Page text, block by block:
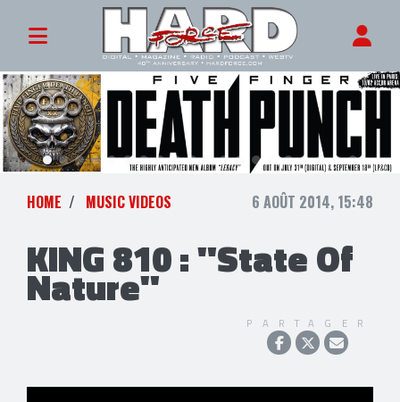
HOME MUSIC VIDEOS 6 AOÛT 2014, 15:48
KING 810 : "State Of
Nature"
PARTAGER